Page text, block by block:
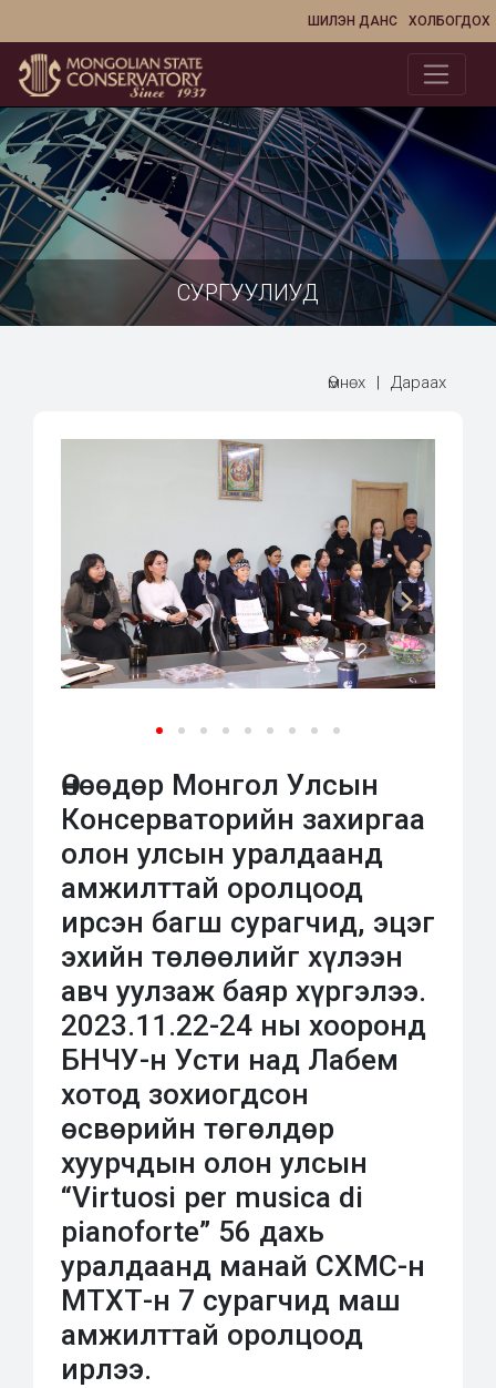
ХОЛБОГДОХ
ШИЛЭН ДАНС
СУРГУУЛИУД
Өмнөх | Дараах
Өнөөдөр Монгол Улсын
Консерваторийн захиргаа
олон улсын уралдаанд
амжилттай оролцоод
ирсэн багш сурагчид, эцэг
эхийн төлөөлийг хүлээн
авч уулзаж баяр хүргэлээ.
2023.11.22-24 ны хооронд
БНЧУ-н Усти над Лабем
хотод зохиогдсон
өсвөрийн төгөлдөр
хуурчдын олон улсын
“Virtuosi per musica di
pianoforte” 56 дахь
уралдаанд манай СХМС-н
МТХТ-н 7 сурагчид маш
амжилттай оролцоод
ирлээ.